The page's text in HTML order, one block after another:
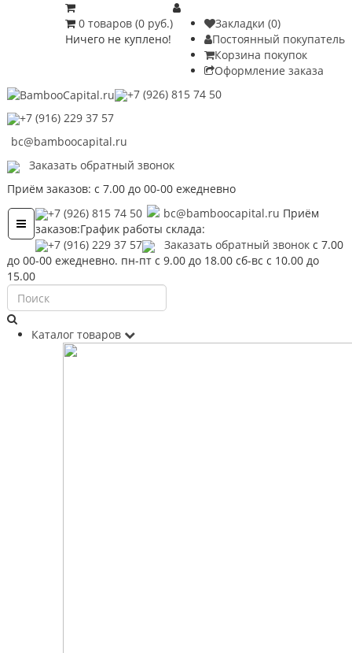
Закладки (0)
Постоянный покупатель
Корзина покупок
Оформление заказа
0 товаров (0 руб.)
Ничего не куплено!
+7 (926) 815 74 50
+7 (916) 229 37 57
bc@bamboocapital.ru
Заказать обратный звонок
Приём заказов: с 7.00 до 00-00 ежедневно
Toggle
navigation
+7 (926) 815 74 50 bc@bamboocapital.ru Приём
заказов:График работы склада:
+7 (916) 229 37 57
Заказать обратный звонок с 7.00
до 00-00 ежедневно. пн-пт с 9.00 до 18.00 сб-вс с 10.00 до
15.00
Каталог товаров